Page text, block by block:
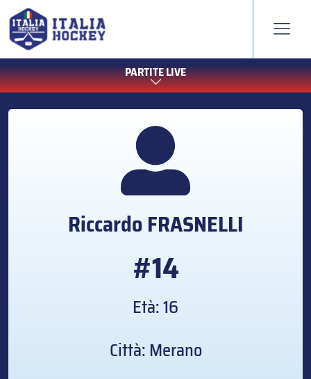
PARTITE LIVE
RiccardoFRASNELLI
#14
Età: 16
Città: Merano